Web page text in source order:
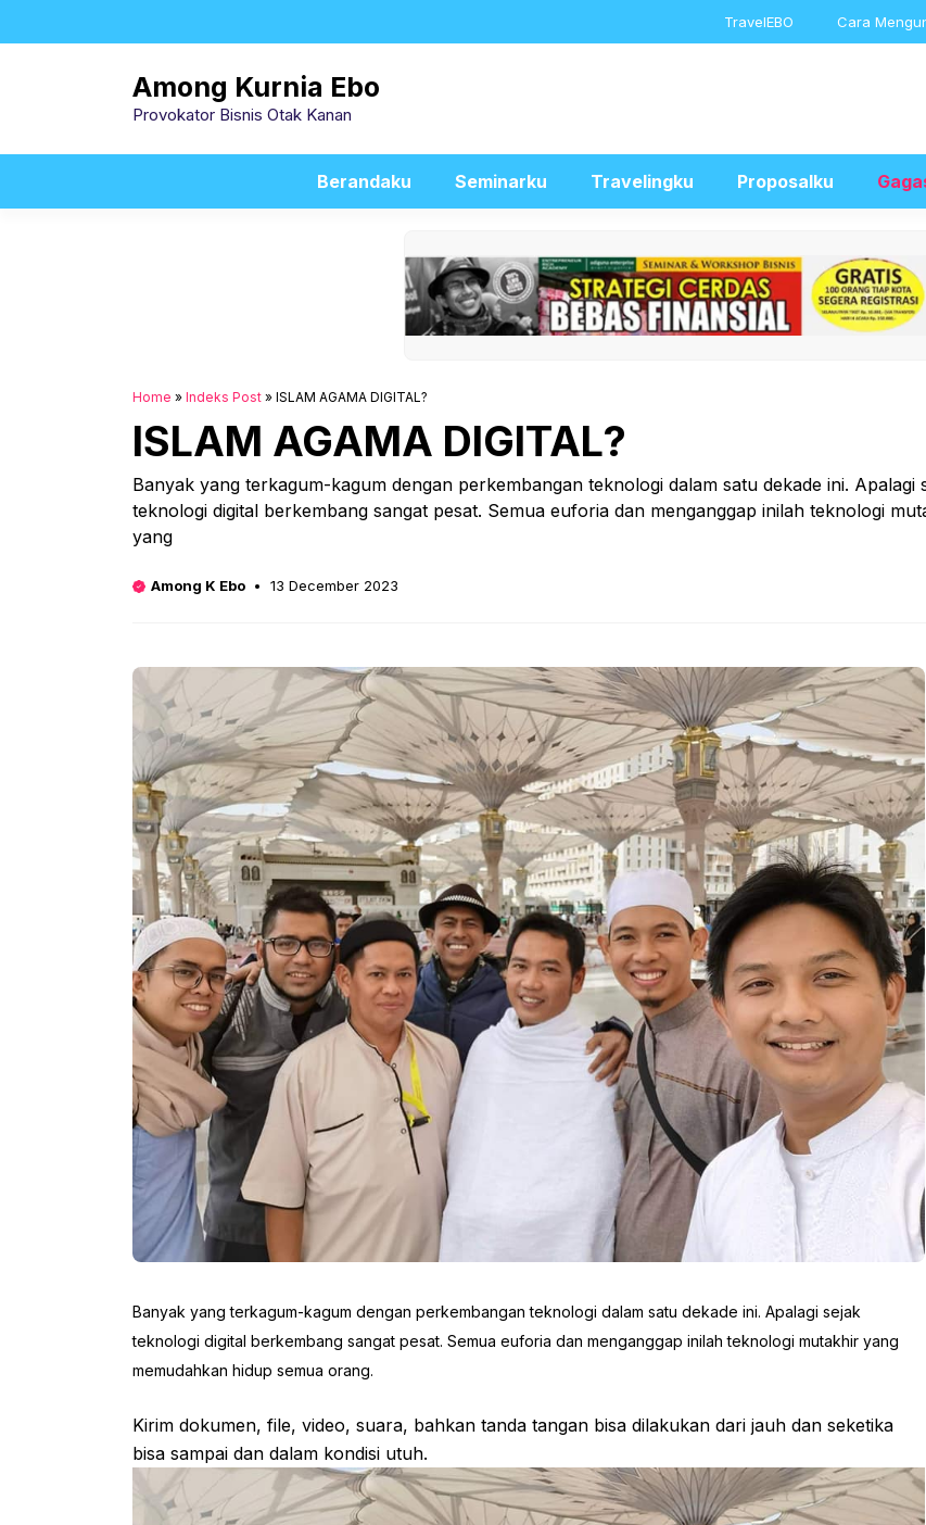
to
TravelEBO Cara
Among Kurnia Ebo
Provokator Bisnis Otak Kanan
Berandaku Seminarku Travelingku Proposalku
Home » Indeks Post » ISLAM AGAMA DIGITAL?
ISLAM AGAMA DIGITAL?
Banyak yang terkagum-kagum dengan perkembangan teknologi dalam satu dekade ini. Apalagi
teknologi digital berkembang sangat pesat. Semua euforia dan menganggap inilah teknologi
yang
Among K Ebo 13 December 2023
Banyak yang terkagum-kagum dengan perkembangan teknologi dalam satu dekade ini. Apalagi sejak
teknologi digital berkembang sangat pesat. Semua euforia dan menganggap inilah teknologi mutakhir yang
memudahkan hidup semua orang.
Kirim dokumen, file, video, suara, bahkan tanda tangan bisa dilakukan dari jauh dan seketika
bisa sampai dan dalam kondisi utuh.